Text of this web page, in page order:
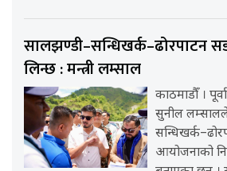
सालझण्डी–सन्धिखर्क–ढोरपाटन
लिन्छ : मन्त्री लम्साल
काठमाडौँ ।
सुनील
आयोजनाको